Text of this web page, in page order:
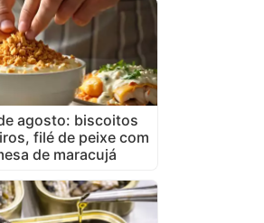
agosto: biscoitos
filé de peixe com
de maracujá